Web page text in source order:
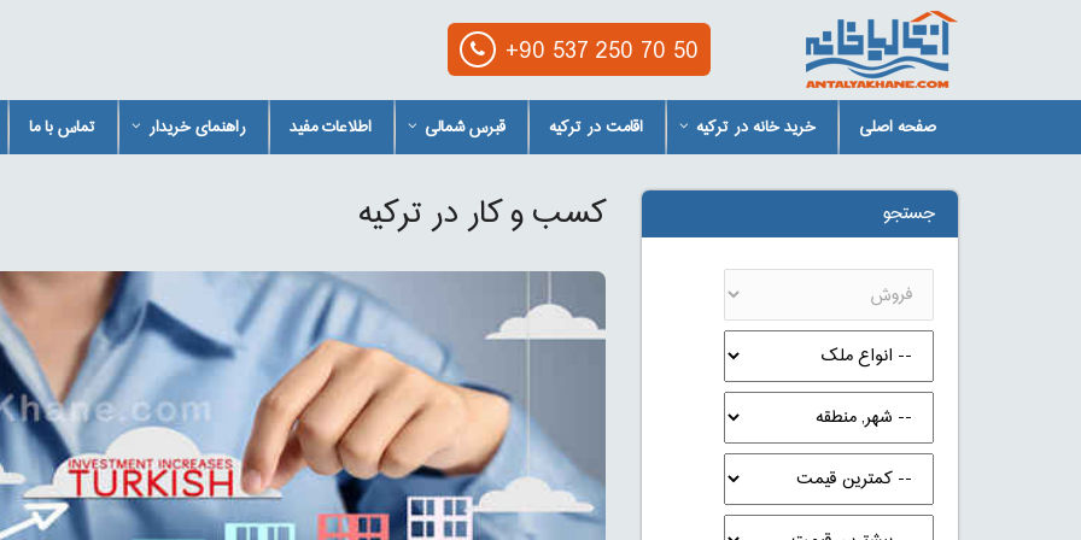
+90 537 250 70 50
صفحه اصلی خرید خانه در ترکیه اقامت در ترکیه قبرس شمالی اطلاعات مفید راهنمای خریدار تماس با ما
کسب و کار در ترکیه جستجو